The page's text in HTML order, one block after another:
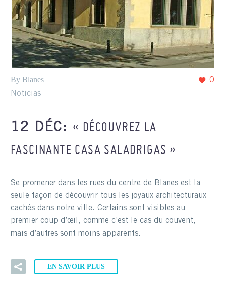
0
By Blanes
Noticias
12 DÉC: « DÉCOUVREZ LA
FASCINANTE CASA SALADRIGAS »
Se promener dans les rues du centre de Blanes est la
seule façon de découvrir tous les joyaux architecturaux
cachés dans notre ville. Certains sont visibles au
premier coup d’œil, comme c’est le cas du couvent,
mais d’autres sont moins apparents.
EN SAVOIR PLUS